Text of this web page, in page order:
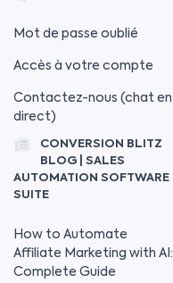
Mot de passe oublié
Accès à votre compte
Contactez-nous (chat en
direct)
CONVERSION BLITZ
BLOG | SALES
AUTOMATION SOFTWARE
SUITE
How to Automate
Affiliate Marketing with AI:
Complete Guide